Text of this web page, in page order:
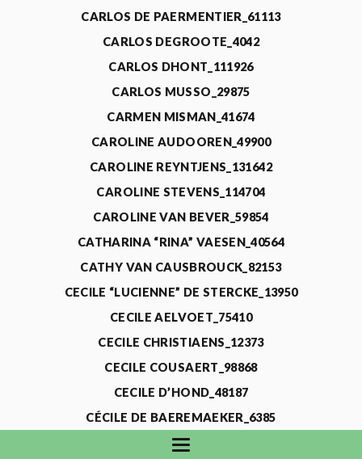
CARLOS DE PAERMENTIER_61113
CARLOS DEGROOTE_4042
CARLOS DHONT_111926
CARLOS MUSSO_29875
CARMEN MISMAN_41674
CAROLINE AUDOOREN_49900
CAROLINE REYNTJENS_131642
CAROLINE STEVENS_114704
CAROLINE VAN BEVER_59854
CATHARINA “RINA” VAESEN_40564
CATHY VAN CAUSBROUCK_82153
CECILE “LUCIENNE” DE STERCKE_13950
CECILE AELVOET_75410
CECILE CHRISTIAENS_12373
CECILE COUSAERT_98868
CECILE D’HOND_48187
CÉCILE DE BAEREMAEKER_6385
CECILE DE WAELE_4731